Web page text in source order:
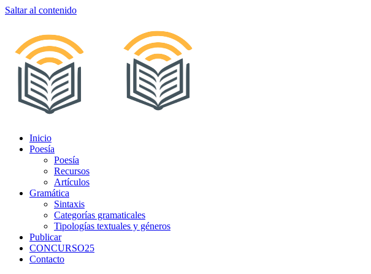
Saltar al contenido
Inicio
Poesía
Poesía
Recursos
Artículos
Gramática
Sintaxis
Categorías gramaticales
Tipologías textuales y géneros
Publicar
CONCURSO25
Contacto